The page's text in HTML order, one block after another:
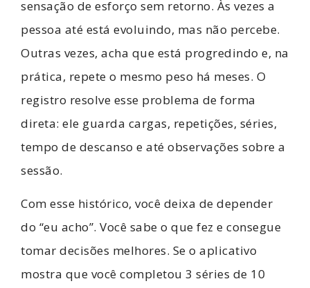
sensação de esforço sem retorno. Às vezes a
pessoa até está evoluindo, mas não percebe.
Outras vezes, acha que está progredindo e, na
prática, repete o mesmo peso há meses. O
registro resolve esse problema de forma
direta: ele guarda cargas, repetições, séries,
tempo de descanso e até observações sobre a
sessão.
Com esse histórico, você deixa de depender
do “eu acho”. Você sabe o que fez e consegue
tomar decisões melhores. Se o aplicativo
mostra que você completou 3 séries de 10